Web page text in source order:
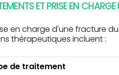
ET PRISE EN
en charge d'une fracture
thérapeutiques incluent :
de traitement